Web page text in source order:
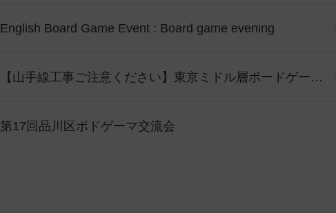
English Board Game Event : Board game evening
【山手線工事ご注意ください】東京ミドル層ボードゲーム会 第13回 【500円】【浜松町/大門駅徒歩4分】【途中参加、途中抜けOK】
第17回品川区ボドゲーマ交流会